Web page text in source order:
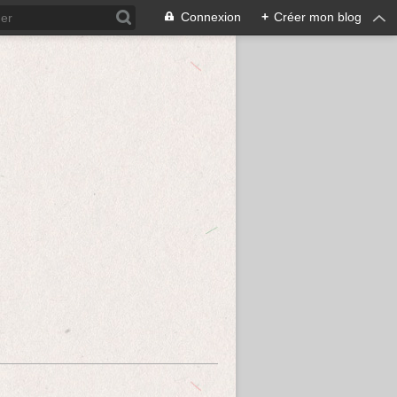
Connexion + Créer mon blog